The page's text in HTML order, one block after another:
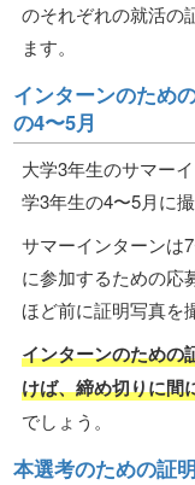
のそれぞれの就活の
ます。
インターンのため
の4〜5月
大学3年生のサマー
学3年生の4〜5月に
サマーインターンは
に参加するための応
ほど前に証明写真を
インターンのための
けば、締め切りに間
でしょう。
本選考のための証